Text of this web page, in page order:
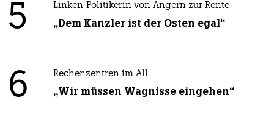
5 Linken-Politikerin von Angern zur Rente
„Dem Kanzler ist der Osten egal“
6 Rechenzentren im All
„Wir müssen Wagnisse eingehen“